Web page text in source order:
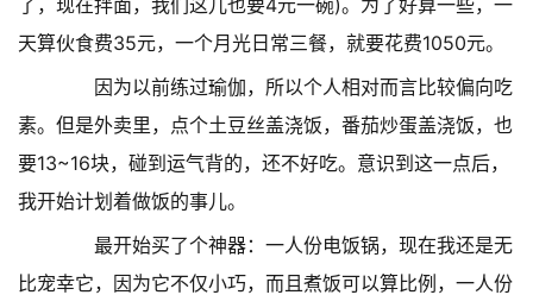
了，现在拌面，我们这儿也要4元一碗)。为了好算一些，一
天算伙食费35元，一个月光日常三餐，就要花费1050元。
因为以前练过瑜伽，所以个人相对而言比较偏向吃
素。但是外卖里，点个土豆丝盖浇饭，番茄炒蛋盖浇饭，也
要13~16块，碰到运气背的，还不好吃。意识到这一点后，
我开始计划着做饭的事儿。
最开始买了个神器：一人份电饭锅，现在我还是无
比宠幸它，因为它不仅小巧，而且煮饭可以算比例，一人份